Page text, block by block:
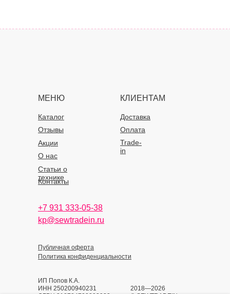
МЕНЮ КЛИЕНТАМ
Каталог
О нас
Доставка
Статьи о
технике
Оплата
Отзывы
Акции
Контакты
Trade-
in
+7 931 333-05-38
kp@sewtradein.ru
ИП Попов К.А.
ИНН 250200940231
Политика конфиденциальности
Публичная оферта
2018—2026